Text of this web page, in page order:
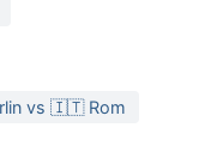
vs 🇮🇹 Rom